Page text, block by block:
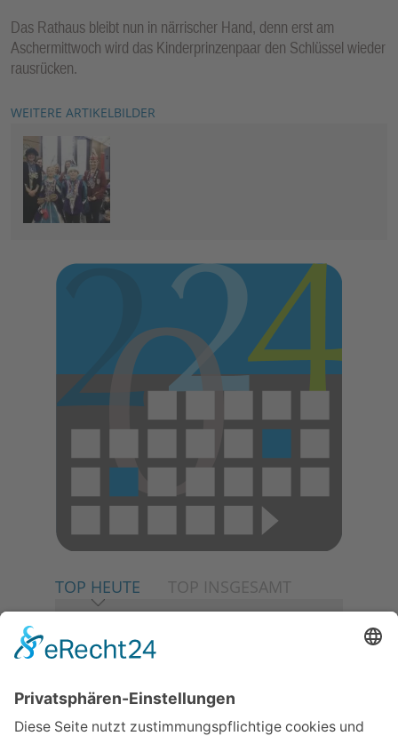
Das Rathaus bleibt nun in närrischer Hand, denn erst am
Aschermittwoch wird das Kinderprinzenpaar den Schlüssel wieder
rausrücken.
WEITERE ARTIKELBILDER
TOP HEUTE TOP INSGESAMT
30.07.2026
Ganz Niederhöchstadt wird zur
Festmeile